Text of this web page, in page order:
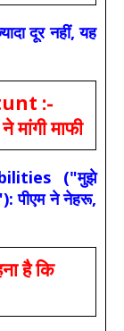
दूर नहीं, यह
:-
मांगी माफी
("मुझे
पीएम ने नेहरू,
है कि